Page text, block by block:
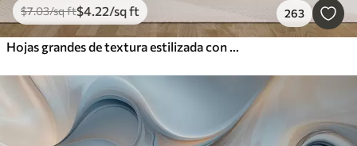
$7.03/sq ft$4.22/sq ft 263
Hojas grandes de textura estilizada con venas detalladas en varios tonos de verde, crema y beige